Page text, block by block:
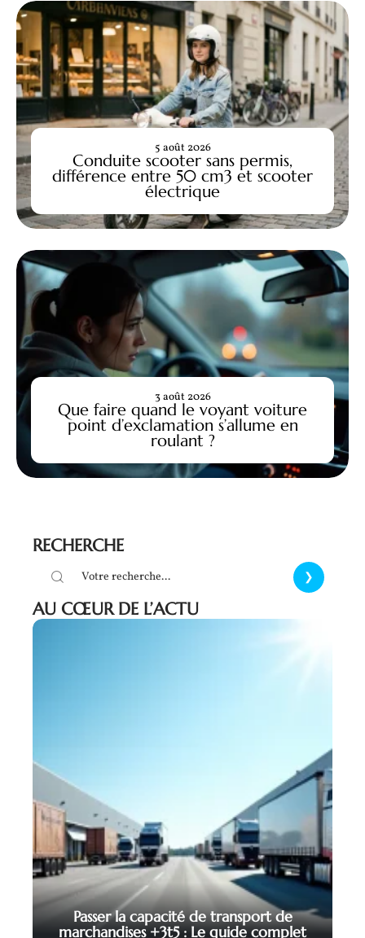
Conduite scooter sans permis,
différence entre 50 cm3 et scooter
électrique
5 août 2026
Que faire quand le voyant voiture
point d’exclamation s’allume en
roulant ?
3 août 2026
RECHERCHE
AU CŒUR DE L’ACTU
Passer la capacité de transport de
marchandises +3t5 : Le guide complet